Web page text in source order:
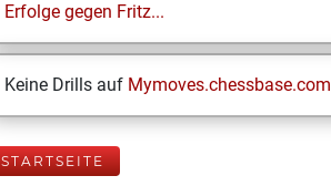
Erfolge gegen Fritz...
Keine Drills auf Mymoves.chessbase.com
STARTSEITE